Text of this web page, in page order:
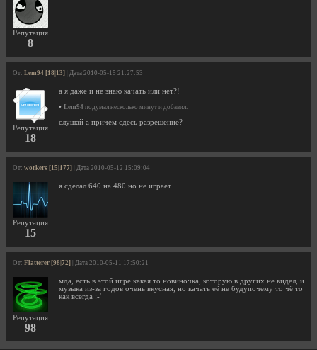
Репутация
8
От: Lem94 [18|13] | Дата 2010-05-15 21:27:53
Репутация
18
а я даже и не знаю качать или нет?!
• Lem94 подумал несколько минут и добавил:
слушай а причем сдесь разрешение?
От: workers [15|177] | Дата 2010-05-12 15:09:04
Репутация
15
я сделал 640 на 480 но не играет
От: Flatterer [98|72] | Дата 2010-05-11 17:50:21
Репутация
98
мда, есть в этой игре какая то новиночка, которую в других не видел, и
музыка из-за годов очень вкусная, но качать её не будупочему то чё то
как всегда :-'